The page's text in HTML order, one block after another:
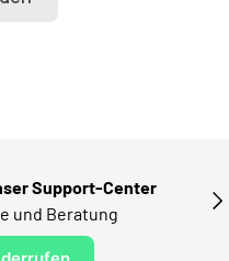
Support-Center
und Beratung